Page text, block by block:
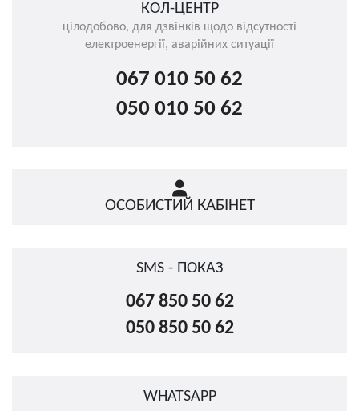
КОЛ-ЦЕНТР
цілодобово, для дзвінків щодо відсутності
електроенергії, аварійних ситуації
067 010 50 62
050 010 50 62
ОСОБИСТИЙ КАБІНЕТ
SMS - ПОКАЗ
067 850 50 62
050 850 50 62
WHATSAPP